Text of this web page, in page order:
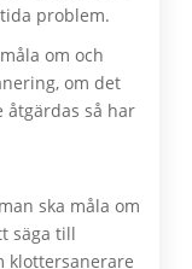
problem.
om och
om det
åtgärdas så har
ska måla om
säga till
klottersanerare